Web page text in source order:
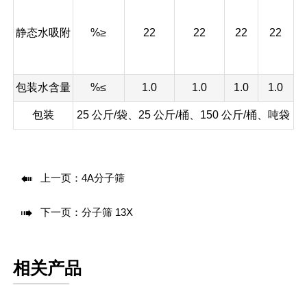
静态水吸附 %≥ 22 22 22 22
包装水含量 %≤ 1.0 1.0 1.0 1.0
包装 25 公斤/袋、25 公斤/桶、150 公斤/桶、吨袋
 上一页： 4A分子筛
 下一页： 分子筛 13X
相关产品